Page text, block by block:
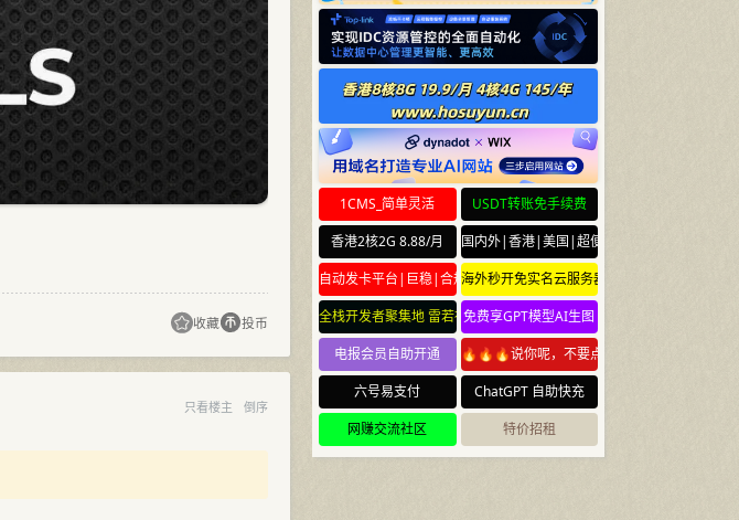
收藏 投币
只看楼主 倒序
1CMS_简单灵活
USDT转账免手续费
香港2核2G 8.88/月
国内外|香港|美国|超便宜云服务器
自动发卡平台|巨稳|合规海外秒开免实名云服务器
全栈开发者聚集地 雷若社区 leiruo.com
免费享GPT模型AI生图
电报会员自助开通
🔥🔥🔥说你呢，不要点🔥🔥🔥
六号易支付
ChatGPT 自助快充
网赚交流社区
特价招租